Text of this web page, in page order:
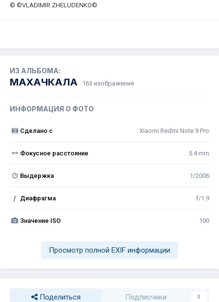
© ©VLADIMIR ZHELUDENKO©
ИЗ АЛЬБОМА:
МАХАЧКАЛА · 163 изображения
ИНФОРМАЦИЯ О ФОТО
Сделано с Xiaomi Redmi Note 9 Pro
Фокусное расстояние 5.4 mm
Выдержка 1/2006
f Диафрагма f/1.9
Значение ISO 100
Просмотр полной EXIF информации
Поделиться Подписчики 0